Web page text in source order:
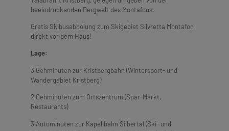
beeindruckenden Bergwelt des Montafons.
Gratis Skibusabholung zum Skigebiet Silvretta Montafon
direkt vor dem Haus!
Lage:
3 Gehminuten zur Kristbergbahn (Wintersport- und
Wandergebiet Kristberg)
2 Gehminuten zum Ortszentrum (Spar-Markt,
Restaurants)
3 Autominuten zur Kapellbahn Silbertal (Ski- und